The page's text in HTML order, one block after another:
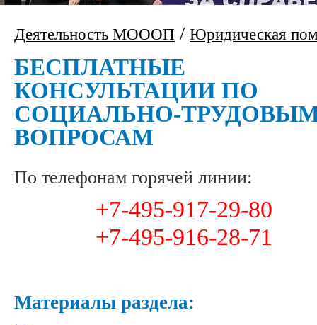
Деятельность МОООП / Юридическая
БЕСПЛАТНЫЕ
КОНСУЛЬТАЦИИ ПО
СОЦИАЛЬНО-
ВОПРОСАМ
По телефонам горячей линии:
+7-495-917-29-80
+7-495-916-28-71
Материалы раздела: